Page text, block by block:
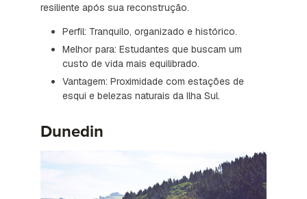
resiliente após sua reconstrução.
Perfil: Tranquilo, organizado e histórico.
Melhor para: Estudantes que buscam um
custo de vida mais equilibrado.
Vantagem: Proximidade com estações de
esqui e belezas naturais da Ilha Sul.
Dunedin